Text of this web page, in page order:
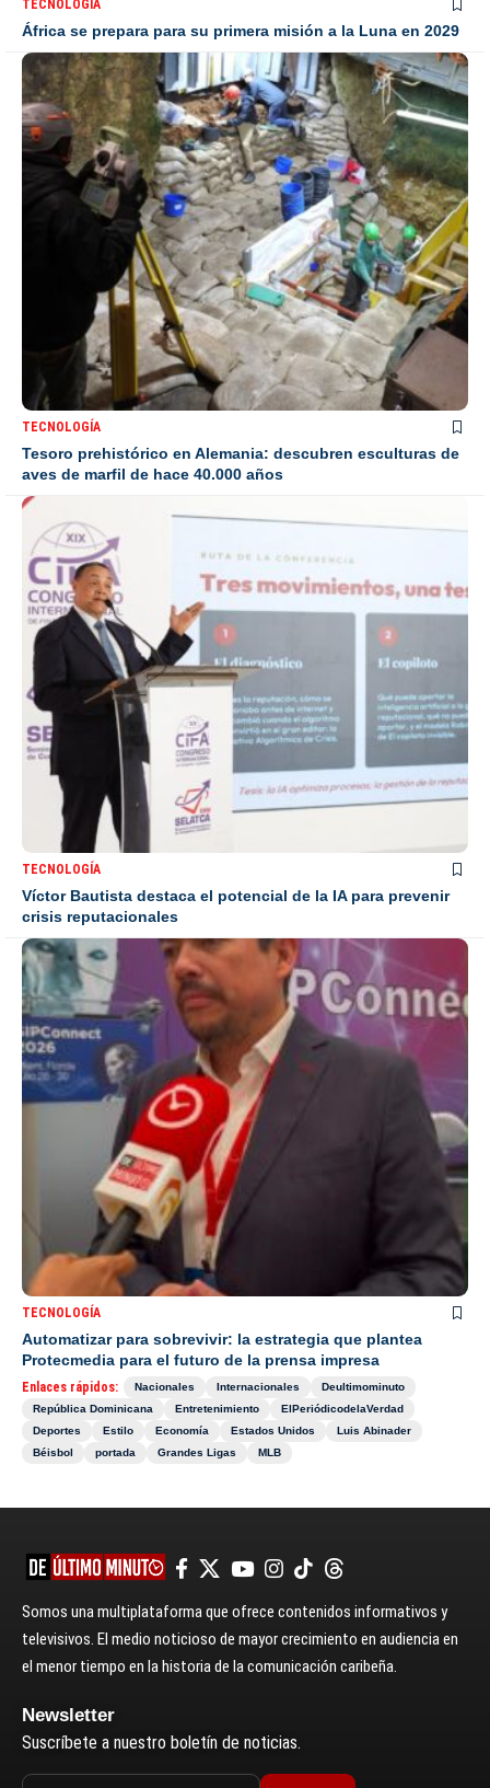
TECNOLOGÍA
África se prepara para su primera misión a la Luna en 2029
TECNOLOGÍA
Tesoro prehistórico en Alemania: descubren esculturas de
aves de marfil de hace 40.000 años
TECNOLOGÍA
Víctor Bautista destaca el potencial de la IA para prevenir
crisis reputacionales
TECNOLOGÍA
Automatizar para sobrevivir: la estrategia que plantea
Protecmedia para el futuro de la prensa impresa
Enlaces rápidos: Nacionales Internacionales
Deultimominuto
República Dominicana
Entretenimiento
ElPeriódicodelaVerdad
Deportes
Estilo Economía Estados Unidos
Luis Abinader
Béisbol
portada Grandes Ligas MLB
Somos una multiplataforma que ofrece contenidos informativos y
televisivos. El medio noticioso de mayor crecimiento en audiencia en
el menor tiempo en la historia de la comunicación caribeña.
Newsletter
Suscríbete a nuestro boletín de noticias.